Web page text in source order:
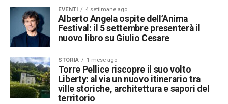
EVENTI 4 settimane ago
Alberto Angela ospite dell’Anima
Festival: il 5 settembre presenterà il
nuovo libro su Giulio Cesare
STORIA 1 mese ago
Torre Pellice riscopre il suo volto
Liberty: al via un nuovo itinerario tra
ville storiche, architettura e sapori del
territorio